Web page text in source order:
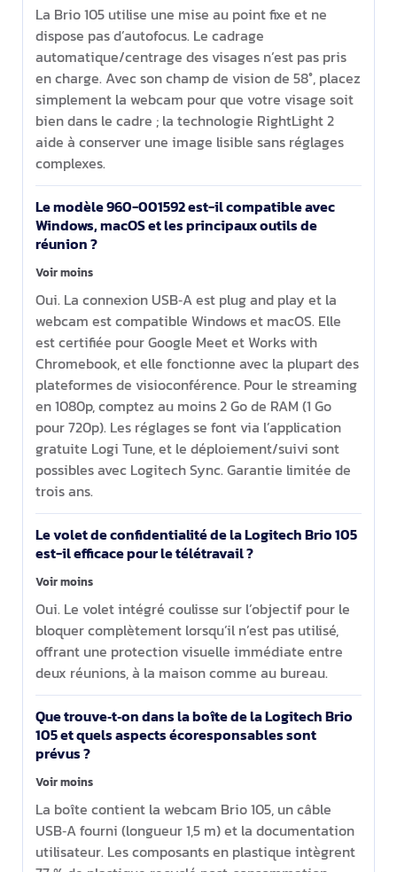
La Brio 105 utilise une mise au point fixe et ne
dispose pas d’autofocus. Le cadrage
automatique/centrage des visages n’est pas pris
en charge. Avec son champ de vision de 58°, placez
simplement la webcam pour que votre visage soit
bien dans le cadre ; la technologie RightLight 2
aide à conserver une image lisible sans réglages
complexes.
Le modèle 960-001592 est-il compatible avec
Windows, macOS et les principaux outils de
réunion ?
Voir moins
Oui. La connexion USB‑A est plug and play et la
webcam est compatible Windows et macOS. Elle
est certifiée pour Google Meet et Works with
Chromebook, et elle fonctionne avec la plupart des
plateformes de visioconférence. Pour le streaming
en 1080p, comptez au moins 2 Go de RAM (1 Go
pour 720p). Les réglages se font via l’application
gratuite Logi Tune, et le déploiement/suivi sont
possibles avec Logitech Sync. Garantie limitée de
trois ans.
Le volet de confidentialité de la Logitech Brio 105
est-il efficace pour le télétravail ?
Voir moins
Oui. Le volet intégré coulisse sur l’objectif pour le
bloquer complètement lorsqu’il n’est pas utilisé,
offrant une protection visuelle immédiate entre
deux réunions, à la maison comme au bureau.
Que trouve‑t‑on dans la boîte de la Logitech Brio
105 et quels aspects écoresponsables sont
prévus ?
Voir moins
La boîte contient la webcam Brio 105, un câble
USB‑A fourni (longueur 1,5 m) et la documentation
utilisateur. Les composants en plastique intègrent